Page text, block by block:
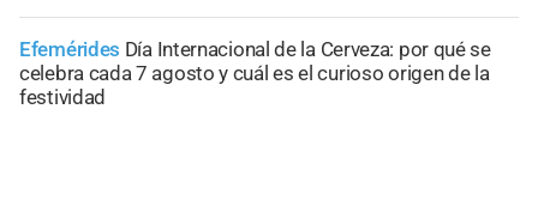
Efemérides Día Internacional de la Cerveza: por qué se
celebra cada 7 agosto y cuál es el curioso origen de la
festividad